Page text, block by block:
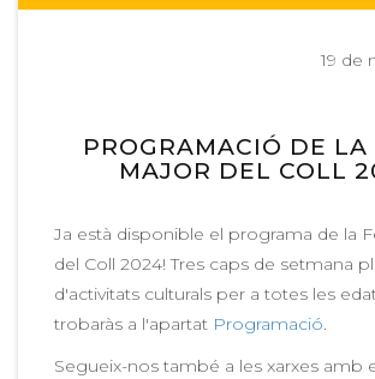
19 de
PROGRAMACIÓ DE LA
MAJOR DEL COLL
Ja està disponible el programa de la
del Coll 2024! Tres caps de setmana
d'activitats culturals per a totes les
trobaràs a l'apartat Programació.
Segueix-nos també a les xarxes amb